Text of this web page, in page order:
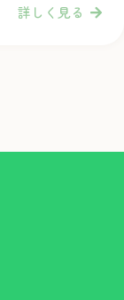
詳しく見る